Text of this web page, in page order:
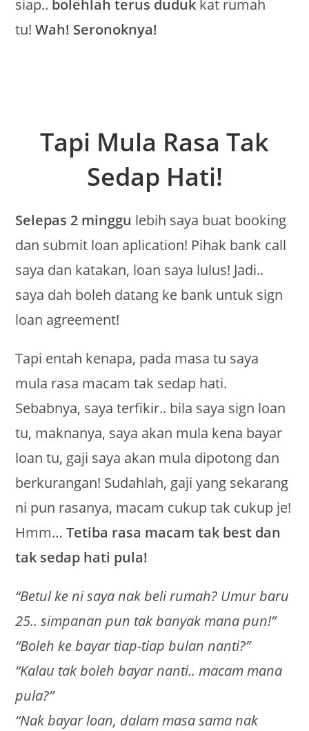
siap.. bolehlah terus duduk kat rumah
tu!Wah! Seronoknya!
Tapi Mula Rasa Tak
Sedap Hati!
Selepas 2 minggu lebih saya buat booking
dan submit loan aplication! Pihak bank call
saya dan katakan, loan saya lulus! Jadi..
saya dah boleh datang ke bank untuk sign
loan agreement!
Tapi entah kenapa, pada masa tu saya
mula rasa macam tak sedap hati.
Sebabnya, saya terfikir.. bila saya sign loan
tu, maknanya, saya akan mula kena bayar
loan tu, gaji saya akan mula dipotong dan
berkurangan! Sudahlah, gaji yang sekarang
ni pun rasanya, macam cukup tak cukup je!
Hmm…Tetiba rasa macam tak best dan
tak sedap hati pula!
“Betul ke ni saya nak beli rumah? Umur baru
25.. simpanan pun tak banyak mana pun!”
“Boleh ke bayar tiap-tiap bulan nanti?”
“Kalau tak boleh bayar nanti.. macam mana
pula?”
“Nak bayar loan, dalam masa sama nak